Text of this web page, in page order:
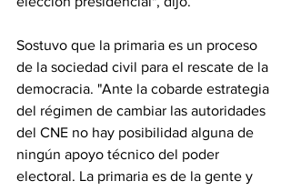
Sostuvo que la primaria es un proceso
de la sociedad civil para el rescate de la
democracia. "Ante la cobarde estrategia
del régimen de cambiar las autoridades
del CNE no hay posibilidad alguna de
ningún apoyo técnico del poder
electoral. La primaria es de la gente y